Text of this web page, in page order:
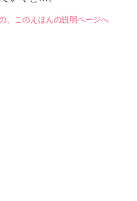
、このえほんの説明ページへ